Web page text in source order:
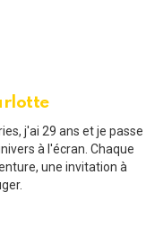
j'ai 29 ans et je passe
à l'écran. Chaque
une invitation à